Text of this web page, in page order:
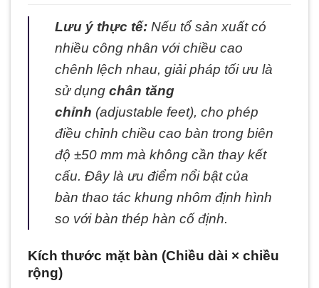
Lưu ý thực tế: Nếu tổ sản xuất có
nhiều công nhân với chiều cao
chênh lệch nhau, giải pháp tối ưu là
sử dụng chân tăng
chỉnh (adjustable feet), cho phép
điều chỉnh chiều cao bàn trong biên
độ ±50 mm mà không cần thay kết
cấu. Đây là ưu điểm nổi bật của
bàn thao tác khung nhôm định hình
so với bàn thép hàn cố định.
Kích thước mặt bàn (Chiều dài × chiều
rộng)